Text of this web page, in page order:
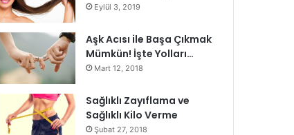
Eylül 3, 2019
Aşk Acısı ile Başa Çıkmak
Mümkün! İşte Yolları…
Mart 12, 2018
Sağlıklı Zayıflama ve
Sağlıklı Kilo Verme
Şubat 27, 2018